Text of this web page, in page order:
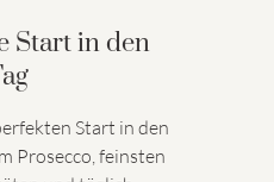
Start in den
Start in den
Prosecco, feinsten